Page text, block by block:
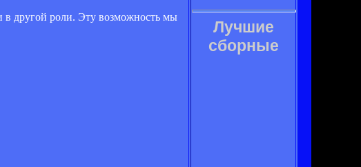
другой роли. Эту возможность мы
Лучшие
сборные